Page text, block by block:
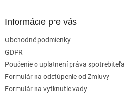
Informácie pre vás
Obchodné podmienky
GDPR
Poučenie o uplatnení práva
Formulár na odstúpenie od Zmluvy
Formulár na vytknutie vady